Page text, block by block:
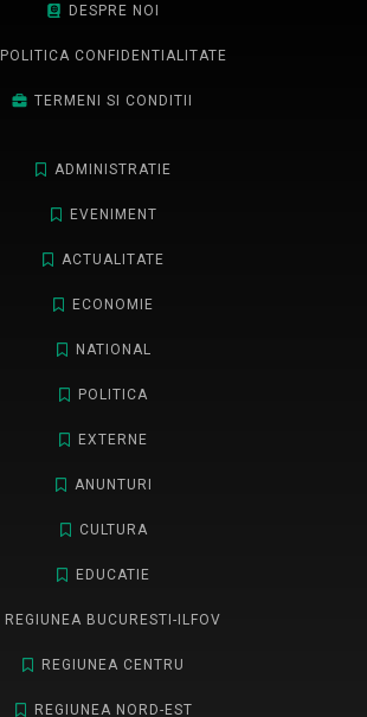
DESPRE NOI
POLITICA CONFIDENTIALITATE
TERMENI SI CONDITII
ADMINISTRATIE
EVENIMENT
ACTUALITATE
ECONOMIE
NATIONAL
POLITICA
EXTERNE
ANUNTURI
CULTURA
EDUCATIE
REGIUNEA BUCURESTI-ILFOV
REGIUNEA CENTRU
REGIUNEA NORD-EST